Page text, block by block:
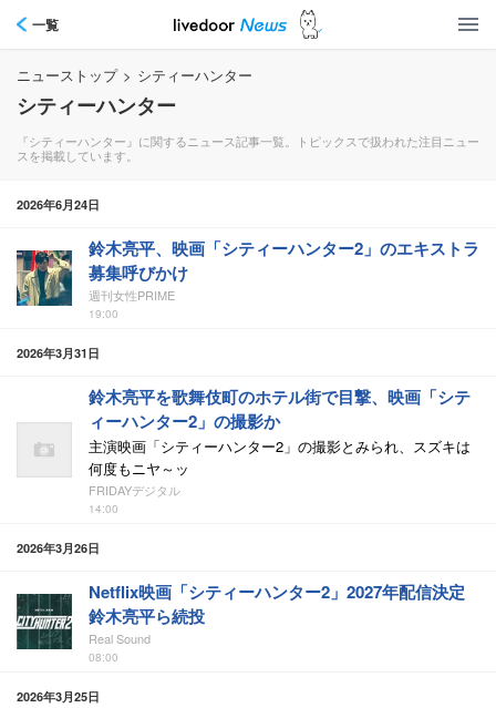
一覧
ニューストップ > シティーハンター
シティーハンター
『シティーハンター』に関するニュース記事一覧。トピックスで扱われた注目ニュー
スを掲載しています。
2026年6月24日
鈴木亮平、映画「シティーハンター2」のエキストラ
募集呼びかけ
週刊女性PRIME
19:00
2026年3月31日
鈴木亮平を歌舞伎町のホテル街で目撃、映画「シテ
ィーハンター2」の撮影か
主演映画「シティーハンター2」の撮影とみられ、スズキは
何度もニヤ～ッ
FRIDAYデジタル
14:00
2026年3月26日
Netflix映画「シティーハンター2」2027年配信決定
鈴木亮平ら続投
Real Sound
08:00
2026年3月25日